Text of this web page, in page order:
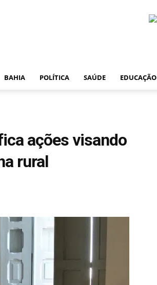
BAHIA POLÍTICA SAÚDE EDUCAÇÃO
ações visando
rural